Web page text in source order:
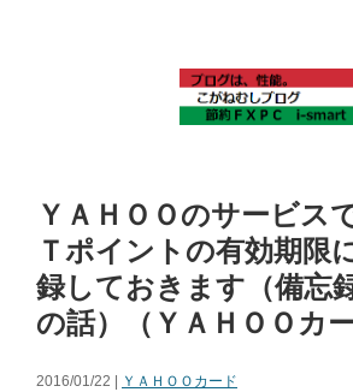
ＹＡＨＯＯのサービス
Ｔポイントの有効期限
録しておきます（備忘
の話）（ＹＡＨＯＯカ
2016/01/22 | ＹＡＨＯＯカード